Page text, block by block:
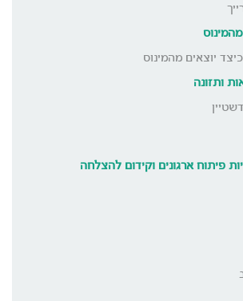
יוצאים מהמינוס
ותזונה
פיתוח ארגונים וקידום להצלחה